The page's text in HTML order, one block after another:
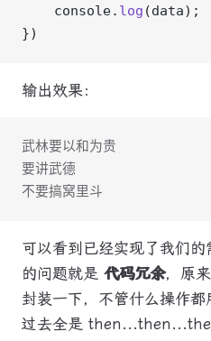
    console.
log (data);
})
输出效果：
武林要以和为贵
要讲武德
不要搞窝里斗
可以看到已经实现了我们
的问题就是 代码冗余，原
封装一下，不管什么操作
过去全是